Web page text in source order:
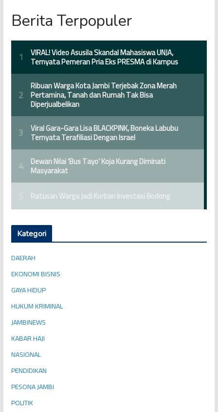
Berita Terpopuler
Kategori
DAERAH
EKONOMI BISNIS
GAYA HIDUP
HUKUM KRIMINAL
JAMBINEWS
KABAR HAJI
NASIONAL
PENDIDIKAN
PESONA JAMBI
POLITIK